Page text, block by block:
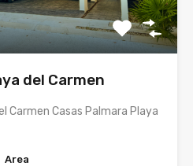
del Carmen
Carmen Casas Palmara Playa
Area